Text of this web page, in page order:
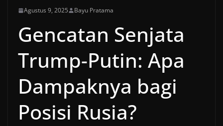
Agustus 9, 2025 Bayu Pratama
Gencatan Senjata
Trump-Putin: Apa
Dampaknya bagi
Posisi Rusia?